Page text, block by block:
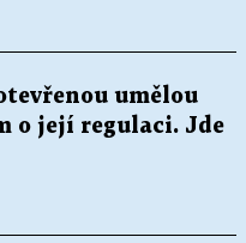
umělou
o její regulaci. Jde